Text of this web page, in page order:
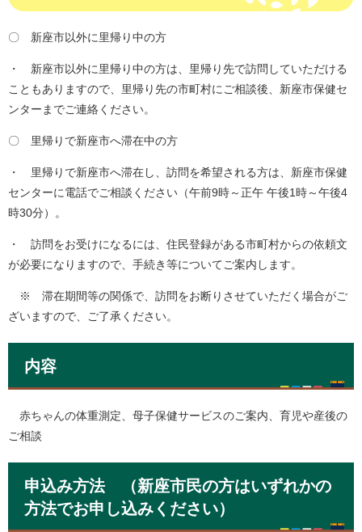
〇 新座市以外に里帰り中の方
・ 新座市以外に里帰り中の方は、里帰り先で訪問していただける
こともありますので、里帰り先の市町村にご相談後、新座市保健セ
ンターまでご連絡ください。
〇 里帰りで新座市へ滞在中の方
・ 里帰りで新座市へ滞在し、訪問を希望される方は、新座市保健
センターに電話でご相談ください（午前9時～正午 午後1時～午後4
時30分）。
・ 訪問をお受けになるには、住民登録がある市町村からの依頼文
が必要になりますので、手続き等についてご案内します。
※ 滞在期間等の関係で、訪問をお断りさせていただく場合がご
ざいますので、ご了承ください。
内容
赤ちゃんの体重測定、母子保健サービスのご案内、育児や産後の
ご相談
申込み方法 （新座市民の方はいずれかの
方法でお申し込みください）